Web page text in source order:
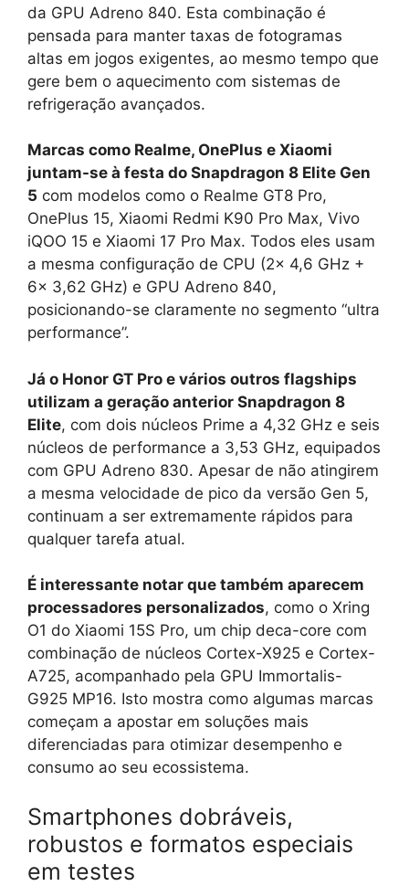
da GPU Adreno 840. Esta combinação é
pensada para manter taxas de fotogramas
altas em jogos exigentes, ao mesmo tempo que
gere bem o aquecimento com sistemas de
refrigeração avançados.
Marcas como Realme, OnePlus e Xiaomi
juntam-se à festa do Snapdragon 8 Elite Gen
5 com modelos como o Realme GT8 Pro,
OnePlus 15, Xiaomi Redmi K90 Pro Max, Vivo
iQOO 15 e Xiaomi 17 Pro Max. Todos eles usam
a mesma configuração de CPU (2x 4,6 GHz +
6x 3,62 GHz) e GPU Adreno 840,
posicionando-se claramente no segmento “ultra
performance”.
Já o Honor GT Pro e vários outros flagships
utilizam a geração anterior Snapdragon 8
Elite, com dois núcleos Prime a 4,32 GHz e seis
núcleos de performance a 3,53 GHz, equipados
com GPU Adreno 830. Apesar de não atingirem
a mesma velocidade de pico da versão Gen 5,
continuam a ser extremamente rápidos para
qualquer tarefa atual.
É interessante notar que também aparecem
processadores personalizados, como o Xring
O1 do Xiaomi 15S Pro, um chip deca-core com
combinação de núcleos Cortex-X925 e Cortex-
A725, acompanhado pela GPU Immortalis-
G925 MP16. Isto mostra como algumas marcas
começam a apostar em soluções mais
diferenciadas para otimizar desempenho e
consumo ao seu ecossistema.
Smartphones dobráveis,
robustos e formatos especiais
em testes